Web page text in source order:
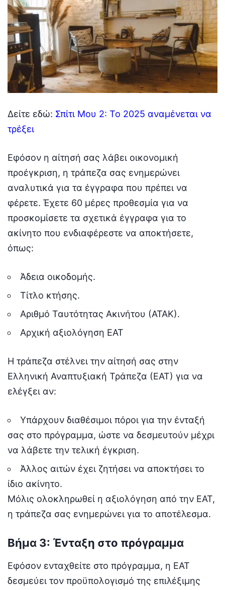
Δείτε εδώ: Σπίτι Μου 2: Το 2025 αναμένεται να
τρέξει
Εφόσον η αίτησή σας λάβει οικονομική
προέγκριση, η τράπεζα σας ενημερώνει
αναλυτικά για τα έγγραφα που πρέπει να
φέρετε. Έχετε 60 μέρες προθεσμία για να
προσκομίσετε τα σχετικά έγγραφα για το
ακίνητο που ενδιαφέρεστε να αποκτήσετε,
όπως:
Άδεια οικοδομής.
Τίτλο κτήσης.
Αριθμό Ταυτότητας Ακινήτου (ΑΤΑΚ).
Αρχική αξιολόγηση ΕΑΤ
Η τράπεζα στέλνει την αίτησή σας στην
Ελληνική Αναπτυξιακή Τράπεζα (ΕΑΤ) για να
ελέγξει αν:
Υπάρχουν διαθέσιμοι πόροι για την ένταξή
σας στο πρόγραμμα, ώστε να δεσμευτούν μέχρι
να λάβετε την τελική έγκριση.
Άλλος αιτών έχει ζητήσει να αποκτήσει το
ίδιο ακίνητο.
Μόλις ολοκληρωθεί η αξιολόγηση από την ΕΑΤ,
η τράπεζα σας ενημερώνει για το αποτέλεσμα.
Βήμα 3: Ένταξη στο πρόγραμμα
Εφόσον ενταχθείτε στο πρόγραμμα, η ΕΑΤ
δεσμεύει τον προϋπολογισμό της επιλέξιμης